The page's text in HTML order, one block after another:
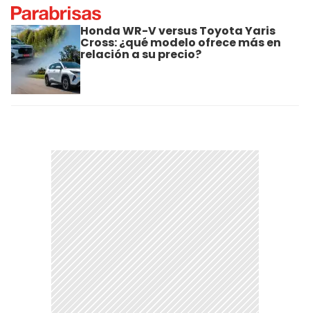
Honda WR-V versus Toyota Yaris
Cross: ¿qué modelo ofrece más en
relación a su precio?